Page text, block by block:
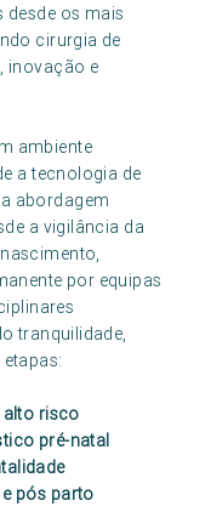
os mais
cirurgia de
inovação e
ambiente
a tecnologia de
abordagem
a vigilância da
por equipas
tranquilidade,
alto risco
pré-natal
pós parto